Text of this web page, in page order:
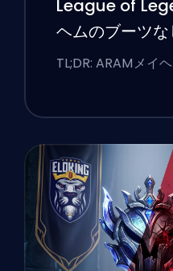
League of
ヘムのブーツ
TL;DR: ARAMメイ